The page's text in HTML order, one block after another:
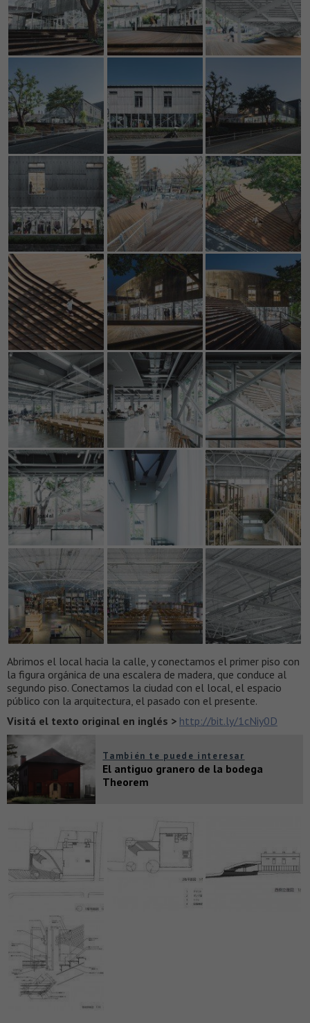
Abrimos el local hacia la calle, y conectamos el primer piso con
la figura orgánica de una escalera de madera, que conduce al
segundo piso. Conectamos la ciudad con el local, el espacio
público con la arquitectura, el pasado con el presente.
Visitá el texto original en inglés > http://bit.ly/1cNiy0D
También te puede interesar
El antiguo granero de la bodega
Theorem